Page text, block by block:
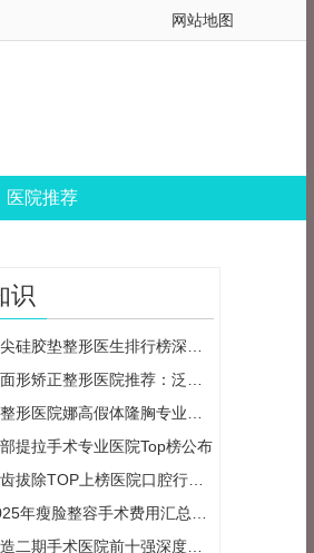
网站地图
医院推荐
识
提拉手术专业医院Top榜公布